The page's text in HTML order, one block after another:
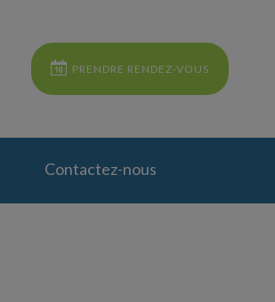
PRENDRE RENDEZ-VOUS
Contactez-nous